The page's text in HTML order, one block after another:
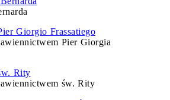
Pier Giorgia
św. Rity